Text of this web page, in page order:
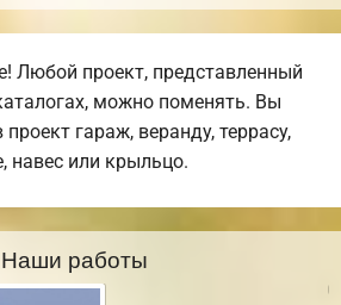
Любой проект, представленный
можно поменять. Вы
гараж, веранду, террасу,
навес или крыльцо.
Наши работы